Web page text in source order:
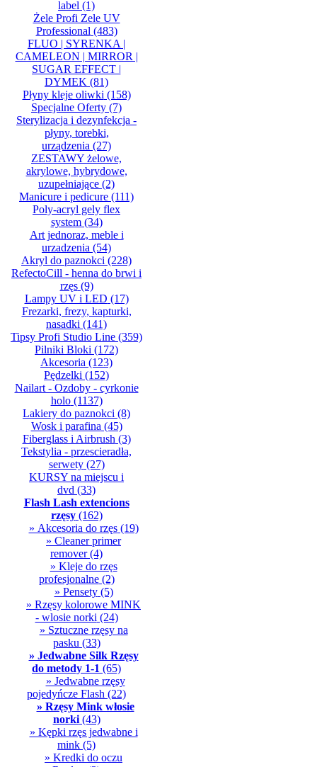
label (1)
Żele Profi Zele UV
Professional (483)
FLUO | SYRENKA |
CAMELEON | MIRROR |
SUGAR EFFECT |
DYMEK (81)
Płyny kleje oliwki (158)
Specjalne Oferty (7)
Sterylizacja i dezynfekcja -
płyny, torebki,
urządzenia (27)
ZESTAWY żelowe,
akrylowe, hybrydowe,
uzupełniające (2)
Manicure i pedicure (111)
Poly-acryl gely flex
system(34)
Art jednoraz, meble i
urzadzenia (54)
Akryl do paznokci (228)
RefectoCill - henna do brwi i
rzęs(9)
Lampy UV i LED (17)
Frezarki, frezy, kapturki,
nasadki (141)
Tipsy Profi Studio Line (359)
Pilniki Bloki (172)
Akcesoria (123)
Pędzelki (152)
Nailart - Ozdoby - cyrkonie
holo(1137)
Lakiery do paznokci (8)
Wosk i parafina (45)
Fiberglass i Airbrush (3)
Tekstylia - przescieradła,
serwety(27)
KURSY na miejscu i
dvd (33)
Flash Lash extencions
rzęsy(162)
» Akcesoria do rzęs(19)
» Cleaner primer
remover(4)
» Kleje do rzęs
profesjonalne(2)
» Pensety(5)
» Rzęsy kolorowe MINK
- wlosie norki (24)
» Sztuczne rzęsy na
pasku (33)
» Jedwabne Silk Rzęsy
do metody 1-1 (65)
» Jedwabne rzęsy
pojedyńcze Flash (22)
» Rzęsy Mink włosie
norki(43)
» Kępki rzęs jedwabne i
mink (5)
» Kredki do oczu